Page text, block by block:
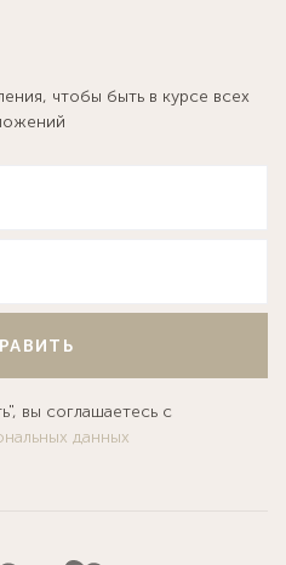
чтобы быть в курсе всех
вы соглашаетесь с
данных